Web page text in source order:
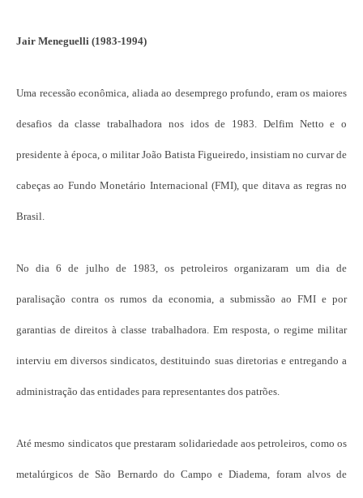
Jair Meneguelli (1983-1994)
Uma recessão econômica, aliada ao desemprego profundo, eram os maiores
desafios da classe trabalhadora nos idos de 1983. Delfim Netto e o
presidente à época, o militar João Batista Figueiredo, insistiam no curvar de
cabeças ao Fundo Monetário Internacional (FMI), que ditava as regras no
Brasil.
No dia 6 de julho de 1983, os petroleiros organizaram um dia de
paralisação contra os rumos da economia, a submissão ao FMI e por
garantias de direitos à classe trabalhadora. Em resposta, o regime militar
interviu em diversos sindicatos, destituindo suas diretorias e entregando a
administração das entidades para representantes dos patrões.
Até mesmo sindicatos que prestaram solidariedade aos petroleiros, como os
metalúrgicos de São Bernardo do Campo e Diadema, foram alvos de